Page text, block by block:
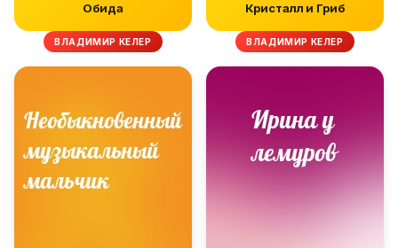
Обида
ВЛАДИМИР КЕЛЕР
Кристалл и Гриб
ВЛАДИМИР КЕЛЕР